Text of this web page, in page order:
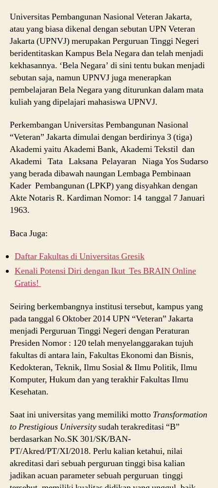
Universitas Pembangunan Nasional Veteran Jakarta,
atau yang biasa dikenal dengan sebutan UPN Veteran
Jakarta (UPNVJ) merupakan Perguruan Tinggi Negeri
beridentitaskan Kampus Bela Negara dan telah menjadi
kekhasannya. ‘Bela Negara’ di sini tentu bukan menjadi
sebutan saja, namun UPNVJ juga menerapkan
pembelajaran Bela Negara yang diturunkan dalam mata
kuliah yang dipelajari mahasiswa UPNVJ.
Perkembangan Universitas Pembangunan Nasional
“Veteran” Jakarta dimulai dengan berdirinya 3 (tiga)
Akademi yaitu Akademi Bank, Akademi Tekstil dan
Akademi Tata Laksana Pelayaran Niaga Yos Sudarso
yang berada dibawah naungan Lembaga Pembinaan
Kader Pembangunan (LPKP) yang disyahkan dengan
Akte Notaris R. Kardiman Nomor: 14 tanggal 7 Januari
1963.
Baca Juga:
Daftar Fakultas di Universitas Gresik
Kenali Potensi Diri dengan Ikut Tes BRAIN Online
Gratis!
Seiring berkembangnya institusi tersebut, kampus yang
pada tanggal 6 Oktober 2014 UPN “Veteran” Jakarta
menjadi Perguruan Tinggi Negeri dengan Peraturan
Presiden Nomor : 120 telah menyelanggarakan tujuh
fakultas di antara lain, Fakultas Ekonomi dan Bisnis,
Kedokteran, Teknik, Ilmu Sosial & Ilmu Politik, Ilmu
Komputer, Hukum dan yang terakhir Fakultas Ilmu
Kesehatan.
Saat ini universitas yang memiliki motto Transformation
to Prestigious Universitysudah terakreditasi “B”
berdasarkan No.SK 301/SK/BAN-
PT/Akred/PT/XI/2018. Perlu kalian ketahui, nilai
akreditasi dari sebuah perguruan tinggi bisa kalian
jadikan acuan parameter sebuah perguruan tinggi